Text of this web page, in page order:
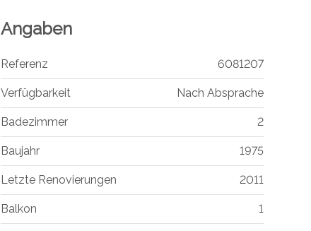
Angaben
Referenz 6081207
Verfügbarkeit Nach Absprache
Badezimmer 2
Baujahr 1975
Letzte Renovierungen 2011
Balkon 1